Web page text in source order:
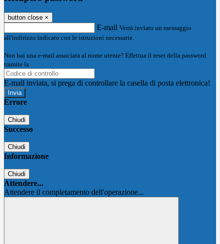
button close ×
E-mail Verrà inviato un messaggio
all'indirizzo indicato con le istruzioni necessarie.
Non hai una e-mail associata al nome utente? Effettua il reset della password
tramite la
E-mail inviata, si prega di controllare la casella di posta elettronica!
Errore
Chiudi
Successo
Chiudi
Informazione
Chiudi
Attendere...
Attendere il completamento dell'operazione...